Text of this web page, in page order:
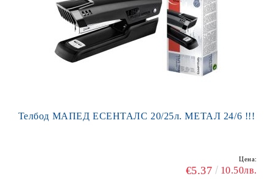
Телбод МАПЕД ЕСЕНТАЛС 20/25л. МЕТАЛ 24/6 !!!
Цена:
€5.37 10.50лв.